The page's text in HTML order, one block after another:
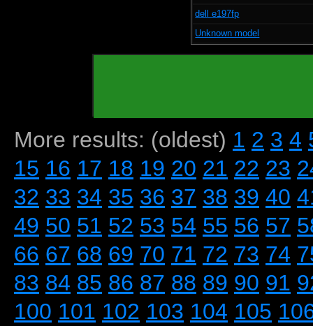
dell e197fp
Unknown model
More results: (oldest) 1 2 3 4
15 16 17 18 19 20 21 22 23
32 33 34 35 36 37 38 39 40
49 50 51 52 53 54 55 56 57
66 67 68 69 70 71 72 73 74
83 84 85 86 87 88 89 90 91
100 101 102 103 104 105